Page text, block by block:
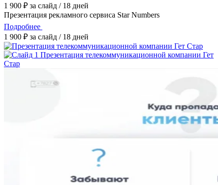
1 900 ₽ за слайд / 18 дней
Презентация рекламного сервиса Star Numbers
Подробнее
1 900 ₽ за слайд / 18 дней